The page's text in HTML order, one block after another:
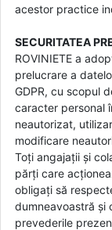
acestor practice
SECURITATEA
ROVINIETE a
prelucrare a
GDPR, cu scopul
caracter personal
neautorizat,
modificare
Toți angajații și
părți care
obligați să
dumneavoastră și
prevederile